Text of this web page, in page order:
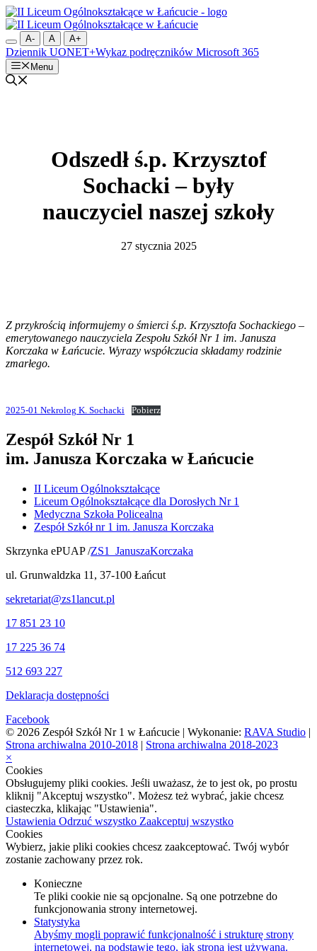
Przejdź
do
treściA- A A+
Dziennik UONET+Wykaz podręczników Microsoft 365
Menu
Odszedł ś.p. Krzysztof
Sochacki – były
nauczyciel naszej szkoły
27 stycznia 2025
Z przykrością informujemy o śmierci ś.p. Krzysztofa Sochackiego –
emerytowanego nauczyciela Zespołu Szkół Nr 1 im. Janusza
Korczaka w Łańcucie. Wyrazy współczucia składamy rodzinie
zmarłego.
2025-01 Nekrolog K. Sochacki Pobierz
Zespół Szkół Nr 1
im. Janusza Korczaka w Łańcucie
II Liceum Ogólnokształcące
Liceum Ogólnokształcące dla Dorosłych Nr 1
Medyczna Szkoła Policealna
Zespół Szkół nr 1 im. Janusza Korczaka
Skrzynka ePUAP /ZS1_JanuszaKorczaka
ul. Grunwaldzka 11, 37-100 Łańcut
sekretariat@zs1lancut.pl
17 851 23 10
17 225 36 74
512 693 227
Deklaracja dostępności
Facebook
© 2026 Zespół Szkół Nr 1 w Łańcucie | Wykonanie: RAVA Studio |
Strona archiwalna 2010-2018 | Strona archiwalna 2018-2023
×
Cookies
Obsługujemy pliki cookies. Jeśli uważasz, że to jest ok, po prostu
kliknij "Akceptuj wszystko". Możesz też wybrać, jakie chcesz
ciasteczka, klikając "Ustawienia".
Ustawienia Odrzuć wszystko Zaakceptuj wszystko
Cookies
Wybierz, jakie pliki cookies chcesz zaakceptować. Twój wybór
zostanie zachowany przez rok.
Konieczne
Te pliki cookie nie są opcjonalne. Są one potrzebne do
funkcjonowania strony internetowej.
Statystyka
Abyśmy mogli poprawić funkcjonalność i strukturę strony
internetowej, na podstawie tego, jak strona jest używana.